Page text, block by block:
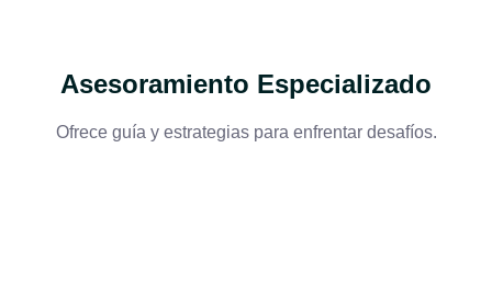
Asesoramiento Especializado
Ofrece guía y estrategias para enfrentar desafíos.